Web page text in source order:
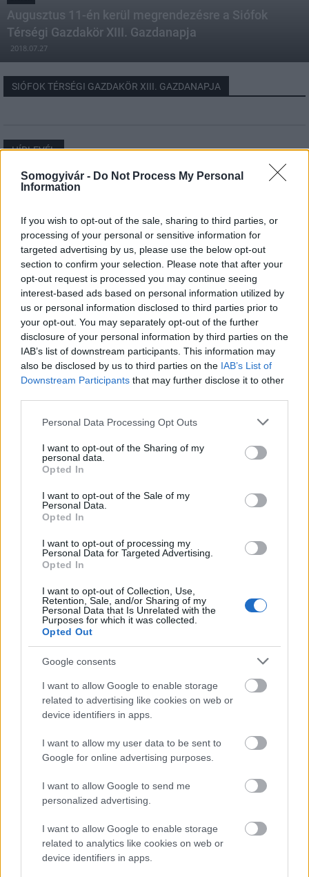
Somogyivár - Do Not Process My Personal
Information
If you wish to opt-out of the sale, sharing to third parties, or
processing of your personal or sensitive information for
targeted advertising by us, please use the below opt-out
section to confirm your selection. Please note that after your
opt-out request is processed you may continue seeing
interest-based ads based on personal information utilized by
us or personal information disclosed to third parties prior to
your opt-out. You may separately opt-out of the further
disclosure of your personal information by third parties on the
IAB’s list of downstream participants. This information may
also be disclosed by us to third parties on the IAB’s List of
Downstream Participants that may further disclose it to other
Please note that this website/app uses one or more Google
not limited to your visit or usage behaviour. You may click to
grant or deny consent to Google and its third-party tags to
use your data for below specified purposes in below Google
consent section.
Personal Data Processing Opt Outs
I want to opt-out of the Sharing of my
personal data.
Opted In
I want to opt-out of the Sale of my
Personal Data.
Opted In
I want to opt-out of processing my
Personal Data for Targeted Advertising.
Opted In
I want to opt-out of Collection, Use,
Retention, Sale, and/or Sharing of my
Personal Data that Is Unrelated with the
Purposes for which it was collected.
Opted Out
Google consents
I want to allow Google to enable storage
related to advertising like cookies on web or
device identifiers in apps.
I want to allow my user data to be sent to
Google for online advertising purposes.
I want to allow Google to send me
personalized advertising.
I want to allow Google to enable storage
related to analytics like cookies on web or
device identifiers in apps.
Augusztus 11-én kerül megrendezésre a Siófok
Térségi Gazdakör XIII. Gazdanapja
2018.07.27
SIÓFOK TÉRSÉGI GAZDAKÖR XIII. GAZDANAPJA
HÍRLEVÉL
Név
E-mail cím
Feliratkozom a hírlevélre és elfogadom azadatvédelmi
szabályzatot!
FELIRATKOZÁS
LEGFRISSEBB
Kaposvár
Országos hírek
továbbképzésekkel erősít a Gál Ferenc
Egyetem
Balaton Somogy megye
Országos hírek szúnyogirtás
szúnyoginvázió elkerülésében
HÍRDETÉS
HÍRDETÉS